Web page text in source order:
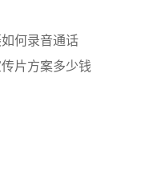
何录音通话
片方案多少钱